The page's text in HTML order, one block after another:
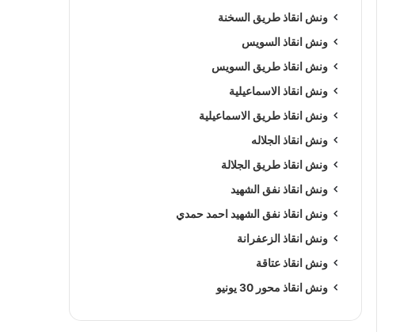
ونش انقاذ طريق السخنة
ونش انقاذ السويس
ونش انقاذ طريق السويس
ونش انقاذ الاسماعيلية
ونش انقاذ طريق الاسماعيلية
ونش انقاذ الجلاله
ونش انقاذ طريق الجلالة
ونش انقاذ نفق الشهيد
ونش انقاذ نفق الشهيد احمد حمدي
ونش انقاذ الزعفرانة
ونش انقاذ عتاقة
ونش انقاذ محور 30 يونيو